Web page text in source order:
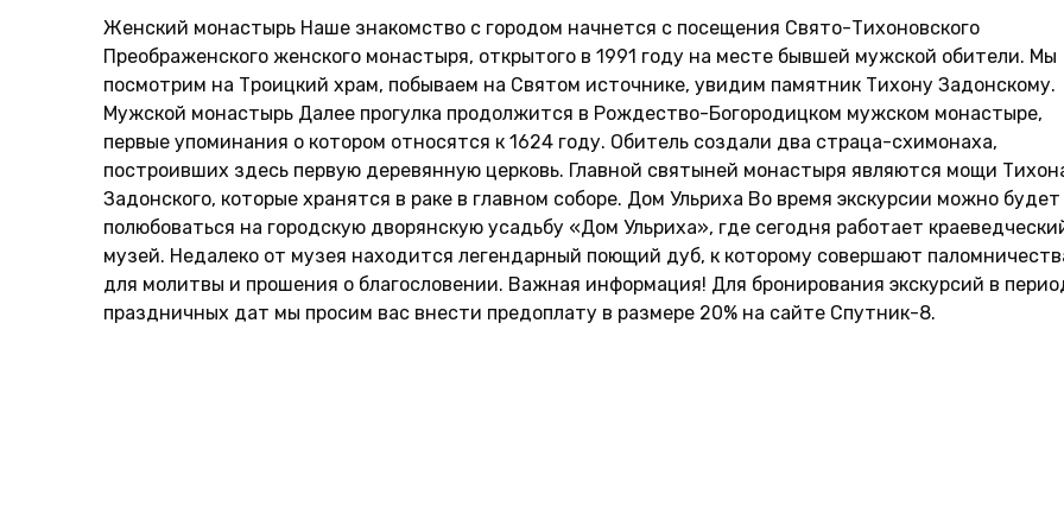
Женский монастырь Наше знакомство с городом начнется с посещения Свято-Тихоновского
Преображенского женского монастыря, открытого в 1991 году на месте бывшей мужской обители. Мы
посмотрим на Троицкий храм, побываем на Святом источнике, увидим памятник Тихону Задонскому.
Мужской монастырь Далее прогулка продолжится в Рождество-Богородицком мужском монастыре,
первые упоминания о котором относятся к 1624 году. Обитель создали два страца-схимонаха,
построивших здесь первую деревянную церковь. Главной святыней монастыря являются мощи
Задонского, которые хранятся в раке в главном соборе. Дом Ульриха Во время экскурсии можно будет
полюбоваться на городскую дворянскую усадьбу «Дом Ульриха», где сегодня работает
музей. Недалеко от музея находится легендарный поющий дуб, к которому совершают
для молитвы и прошения о благословении. Важная информация! Для бронирования экскурсий в
праздничных дат мы просим вас внести предоплату в размере 20% на сайте Спутник-8.